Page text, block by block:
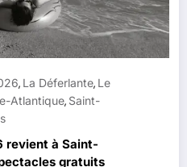
, La Déferlante, Le
Atlantique, Saint-
revient à Saint-
gratuits